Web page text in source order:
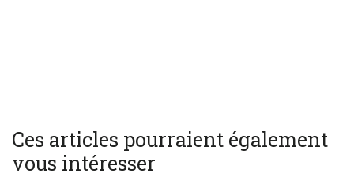
Ces articles pourraient également
vous intéresser